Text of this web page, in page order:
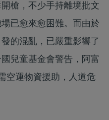
槍，不少手持離境批文
已愈來愈困難。而由於
的混亂，已嚴重影響了
兒童基金會警告，阿富
空運物資援助，人道危